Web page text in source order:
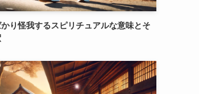
り怪我するスピリチュアルな意味とそ